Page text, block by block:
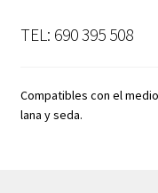
TEL: 690 395 508
Compatibles con el
lana y seda.